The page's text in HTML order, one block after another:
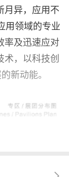
月异，应用不
用领域的专业
率及迅速应对
术，以科技创
新动能。